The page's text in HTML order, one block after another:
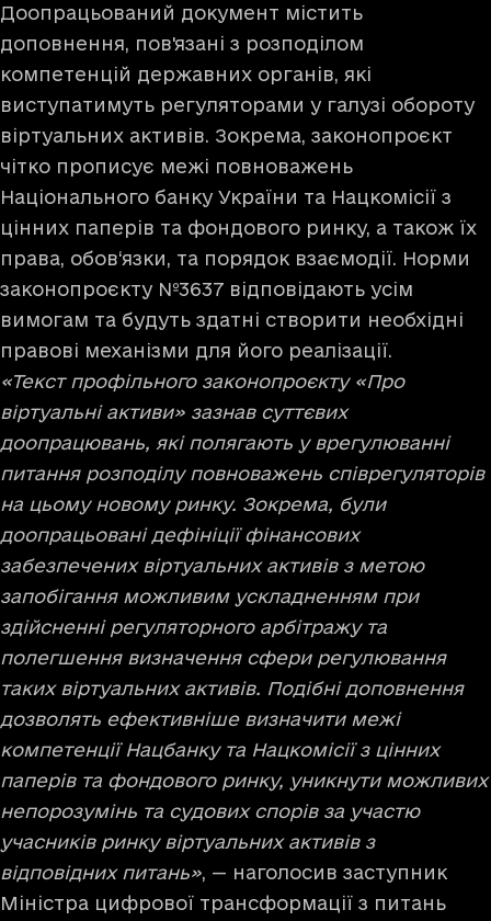
Доопрацьований документ містить
доповнення, пов'язані з розподілом
компетенцій державних органів, які
виступатимуть регуляторами у галузі обороту
віртуальних активів. Зокрема, законопроєкт
чітко прописує межі повноважень
Національного банку України та Нацкомісії з
цінних паперів та фондового ринку, а також їх
права, обов‘язки, та порядок взаємодії. Норми
законопроєкту №3637 відповідають усім
вимогам та будуть здатні створити необхідні
правові механізми для його реалізації.
«Текст профільного законопроєкту «Про
віртуальні активи» зазнав суттєвих
доопрацювань, які полягають у врегулюванні
питання розподілу повноважень співрегуляторів
на цьому новому ринку. Зокрема, були
доопрацьовані дефініції фінансових
забезпечених віртуальних активів з метою
запобігання можливим ускладненням при
здійсненні регуляторного арбітражу та
полегшення визначення сфери регулювання
таких віртуальних активів. Подібні доповнення
дозволять ефективніше визначити межі
компетенції Нацбанку та Нацкомісії з цінних
паперів та фондового ринку, уникнути можливих
непорозумінь та судових спорів за участю
учасників ринку віртуальних активів з
відповідних питань», — наголосив заступник
Міністра цифрової трансформації з питань